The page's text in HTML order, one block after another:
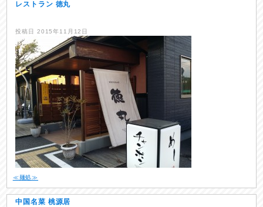
レストラン 徳丸
投稿日 2015年11月12日
≪麺処≫
中国名菜 桃源居